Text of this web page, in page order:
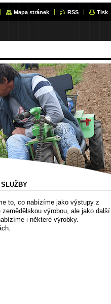
Mapa stránek RSS Tisk
to, co nabízíme jako výstupy z
výrobou, ale jako další
i některé výrobky.